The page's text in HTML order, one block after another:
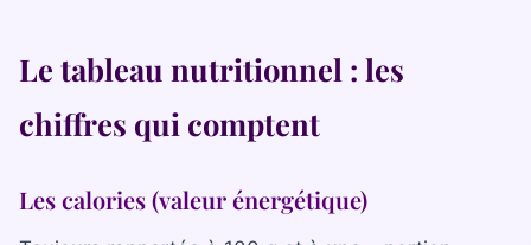
Le tableau nutritionnel : les
chiffres qui comptent
Les calories (valeur énergétique)